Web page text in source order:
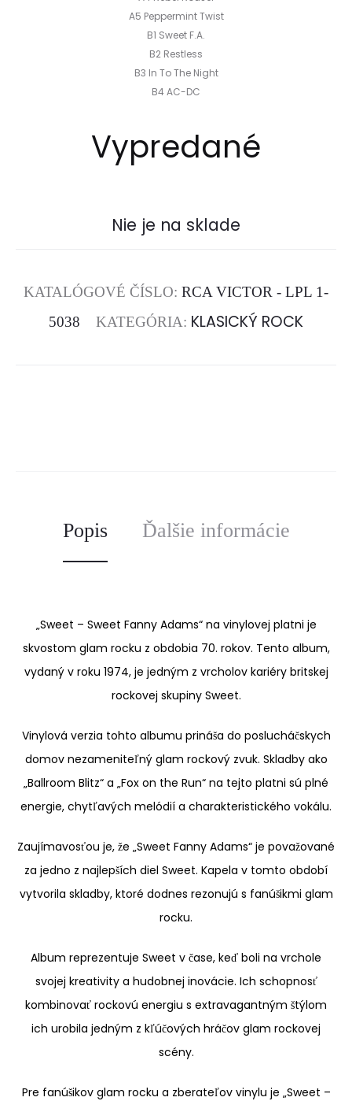
A5 Peppermint Twist
B1 Sweet F.A.
B2 Restless
B3 In To The Night
B4 AC-DC
Vypredané
Nie je na sklade
KATALÓGOVÉ ČÍSLO: RCA VICTOR - LPL 1-
5038
KATEGÓRIA: KLASICKÝ ROCK
Popis Ďalšie informácie
„Sweet – Sweet Fanny Adams“ na vinylovej platni je
skvostom glam rocku z obdobia 70. rokov. Tento album,
vydaný v roku 1974, je jedným z vrcholov kariéry britskej
rockovej skupiny Sweet.
Vinylová verzia tohto albumu prináša do poslucháčskych
domov nezameniteľný glam rockový zvuk. Skladby ako
„Ballroom Blitz“ a „Fox on the Run“ na tejto platni sú plné
energie, chytľavých melódií a charakteristického vokálu.
Zaujímavosťou je, že „Sweet Fanny Adams“ je považované
za jedno z najlepších diel Sweet. Kapela v tomto období
vytvorila skladby, ktoré dodnes rezonujú s fanúšikmi glam
rocku.
Album reprezentuje Sweet v čase, keď boli na vrchole
svojej kreativity a hudobnej inovácie. Ich schopnosť
kombinovať rockovú energiu s extravagantným štýlom
ich urobila jedným z kľúčových hráčov glam rockovej
scény.
Pre fanúšikov glam rocku a zberateľov vinylu je „Sweet –